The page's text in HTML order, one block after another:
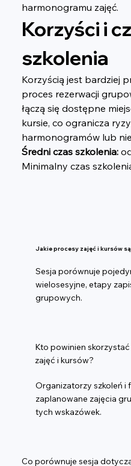
harmonogramu zajęć.
Korzyści i
szkolenia
Korzyścią jest bardziej
proces rezerwacji
łączą się dostępne
kursie, co ogranicza
harmonogramów lub
Średni czas szkolenia:
Minimalny czas
Jakie procesy zajęć i kursów
Sesja porównuje
wielosesyjne, etapy
grupowych.
Kto powinien
zajęć i kursów?
Organizatorzy szkoleń i
zaplanowane zajęcia
tych wskazówek.
Co porównuje sesja